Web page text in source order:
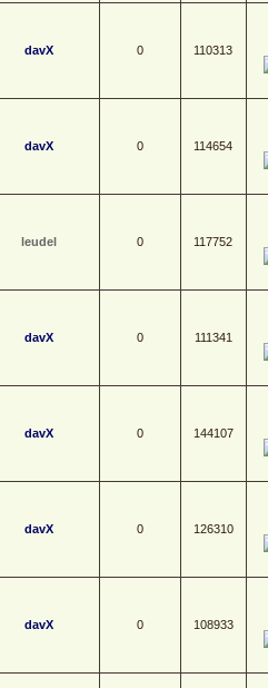
davX 0 110313
davX 0 114654
leudel 0 117752
davX 0 111341
davX 0 144107
davX 0 126310
davX 0 108933